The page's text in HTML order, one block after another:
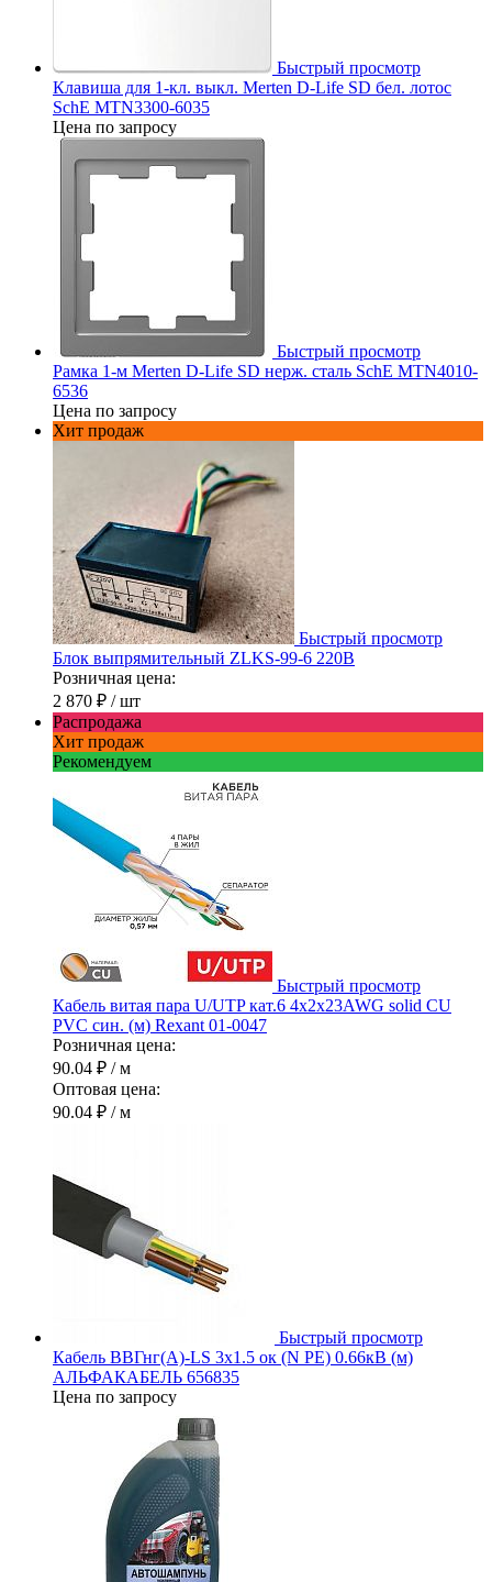
Быстрый просмотр
Клавиша для 1-кл. выкл. Merten D-Life SD бел. лотос
SchE MTN3300-6035
Цена по запросу
Быстрый просмотр
Рамка 1-м Merten D-Life SD нерж. сталь SchE MTN4010-
6536
Цена по запросу
Хит продаж
Быстрый просмотр
Блок выпрямительный ZLKS-99-6 220В
Розничная цена:
2 870 ₽ / шт
Распродажа
Хит продаж
Рекомендуем
Быстрый просмотр
Кабель витая пара U/UTP кат.6 4х2х23AWG solid CU
PVC син. (м) Rexant 01-0047
Розничная цена:
90.04 ₽ / м
Оптовая цена:
90.04 ₽ / м
Быстрый просмотр
Кабель ВВГнг(А)-LS 3х1.5 ок (N PE) 0.66кВ (м)
АЛЬФАКАБЕЛЬ 656835
Цена по запросу